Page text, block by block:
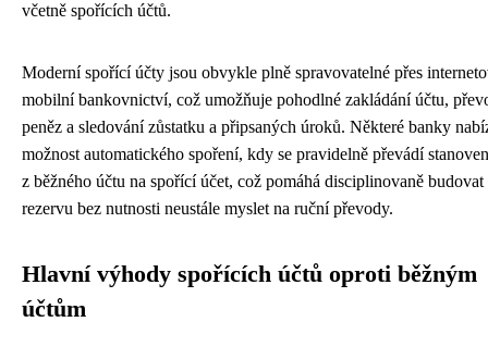
včetně spořících účtů.
Moderní spořící účty jsou obvykle plně spravovatelné přes
mobilní bankovnictví, což umožňuje pohodlné zakládání účtu,
peněz a sledování zůstatku a připsaných úroků. Některé banky
možnost automatického spoření, kdy se pravidelně převádí
z běžného účtu na spořící účet, což pomáhá disciplinovaně
rezervu bez nutnosti neustále myslet na ruční převody.
Hlavní výhody spořících účtů oproti běžným
účtům